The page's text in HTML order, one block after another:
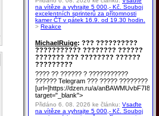
na vítěze a vyhrajte 5 000,- Kč. Souboj
excelentních sprinterů za přítomnosti
kamer ČT v pátek 16.9. od 19.30 hodin.
> Reakce
MichaelRuige: ??? ??????????
??????????? ???????? ??????
??????? ??? ???????? ??????
?????????
???? ?? ?????? ? ???????????
?????? Telegram ??? ????? ????????
[url=]https://dzen.ru/a/
target="_blank">
Přidáno 6. 08. 2026 ke článku: Vsaďte
na vítěze a vyhrajte 5 000,- Kč. Souboj